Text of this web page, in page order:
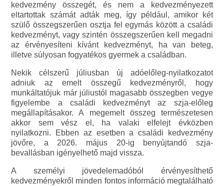
kedvezmény összegét, és nem a kedvezményezett
eltartottak számát adták meg, így például, amikor két
szülő összegszerűen osztja fel egymás között a családi
kedvezményt, vagy szintén összegszerűen kell megadni
az érvényesíteni kívánt kedvezményt, ha van beteg,
illetve súlyosan fogyatékos gyermek a családban.
Nekik célszerű júliusban új adóelőleg-nyilatkozatot
adniuk az emelt összegű kedvezményről, hogy
munkáltatójuk már júliustól magasabb összegben vegye
figyelembe a családi kedvezményt az szja-előleg
megállapításakor. A megemelt összeg természetesen
akkor sem vész el, ha valaki elfelejt évközben
nyilatkozni. Ebben az esetben a családi kedvezmény
jövőre, a 2026. május 20-ig benyújtandó szja-
bevallásban igényelhető majd vissza.
A személyi jövedelemadóból érvényesíthető
kedvezményekről minden fontos információ megtalálható